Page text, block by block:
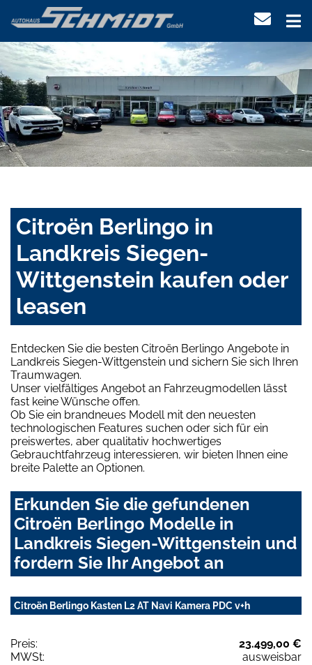
Citroën Berlingo in
Landkreis Siegen-
Wittgenstein kaufen oder
leasen
Entdecken Sie die besten Citroën Berlingo Angebote in
Landkreis Siegen-Wittgenstein und sichern Sie sich Ihren
Traumwagen.
Unser vielfältiges Angebot an Fahrzeugmodellen lässt
fast keine Wünsche offen.
Ob Sie ein brandneues Modell mit den neuesten
technologischen Features suchen oder sich für ein
preiswertes, aber qualitativ hochwertiges
Gebrauchtfahrzeug interessieren, wir bieten Ihnen eine
breite Palette an Optionen.
Erkunden Sie die gefundenen
Citroën Berlingo Modelle in
Landkreis Siegen-Wittgenstein und
fordern Sie Ihr Angebot an
Citroën Berlingo Kasten L2 AT Navi Kamera PDC v+h
Preis:
23.499,00 €
MWSt:
ausweisbar